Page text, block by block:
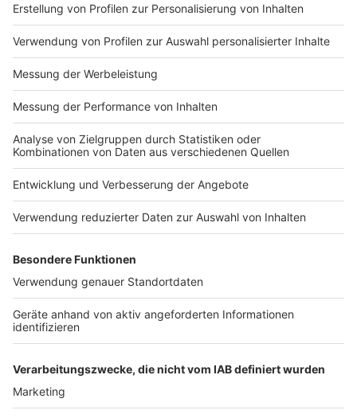
Bei euch läuft das Radio in der Küche, bei uns die
Küche im Radio. Starkoch Nelson Müller lädt uns
exklusiv in seinen Kitchen Club ein. Ab sofort versorgt
er uns täglich mit raffinierten Rezepten zum
Nachkochen oder Nachkochen lassen. Nelson nimmt
uns mit in seine Küche und weiht uns in die
Geheimnisse eines bekannten Profikochs ein. Der
Gourmets und Gourmüsen. Für alle von euch, die
wissen, dass Kardamom ein Gewürz ist und kein
Ersatzteil fürs Auto. Das ist "Foodtainment" der
Extraklasse. Feinste Küche, die man überall genießen
oder wie Nelson es sagt: "Macht nix, wenn's
schmeckt!"
Nelson Müller live erleben? Hier gibt esInfos zu den
Anzeige